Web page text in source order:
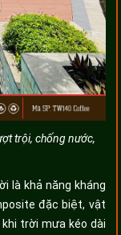
trội, chống nước,
là khả năng kháng
đặc biệt, vật
trời mưa kéo dài